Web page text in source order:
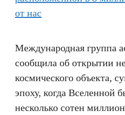
Международная группа
сообщила об открытии
космического объекта,
эпоху, когда Вселенной
несколько сотен